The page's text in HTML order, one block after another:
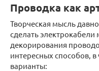
Проводка как
Творческая мысль
сделать
декорирования
интересных способов,
варианты: